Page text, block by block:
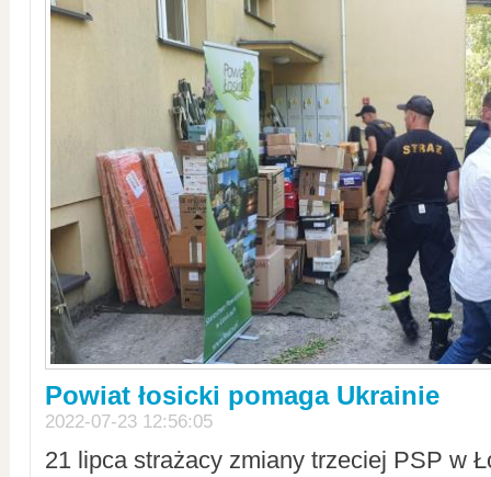
Powiat łosicki pomaga Ukrainie
2022-07-23 12:56:05
21 lipca strażacy zmiany trzeciej PSP w